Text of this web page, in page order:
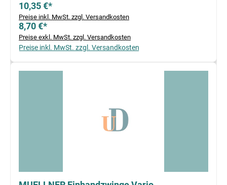
10,35 €*
Preise inkl. MwSt. zzgl. Versandkosten
8,70 €*
Preise exkl. MwSt. zzgl. Versandkosten
Preise inkl. MwSt. zzgl. Versandkosten